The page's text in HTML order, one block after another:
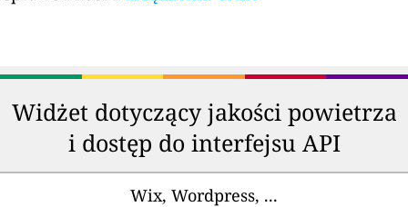
Widżet dotyczący jakości powietrza
i dostęp do interfejsu API
Wix, Wordpress, ...